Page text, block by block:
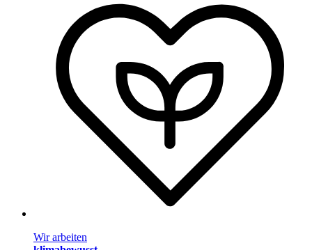
Wir arbeiten